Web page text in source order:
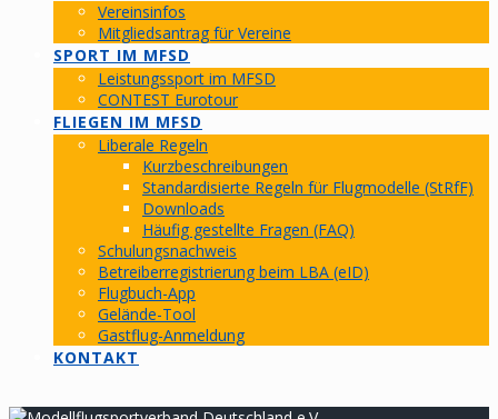
Vereinsinfos
Mitgliedsantrag für Vereine
SPORT IM MFSD
Leistungssport im MFSD
CONTEST Eurotour
FLIEGEN IM MFSD
Liberale Regeln
Kurzbeschreibungen
Standardisierte Regeln für Flugmodelle (StRfF)
Downloads
Häufig gestellte Fragen (FAQ)
Schulungsnachweis
Betreiberregistrierung beim LBA (eID)
Flugbuch-App
Gelände-Tool
Gastflug-Anmeldung
KONTAKT